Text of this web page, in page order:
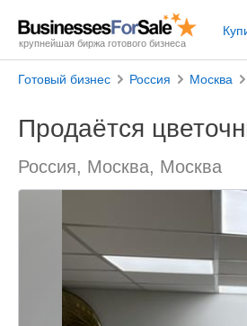
крупнейшая биржа готового бизнеса
Готовый бизнес Россия Москва
Продаётся
Россия, Москва, Москва